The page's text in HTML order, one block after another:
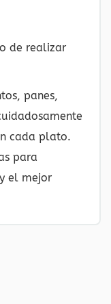
de realizar
panes,
cada plato.
para
el mejor